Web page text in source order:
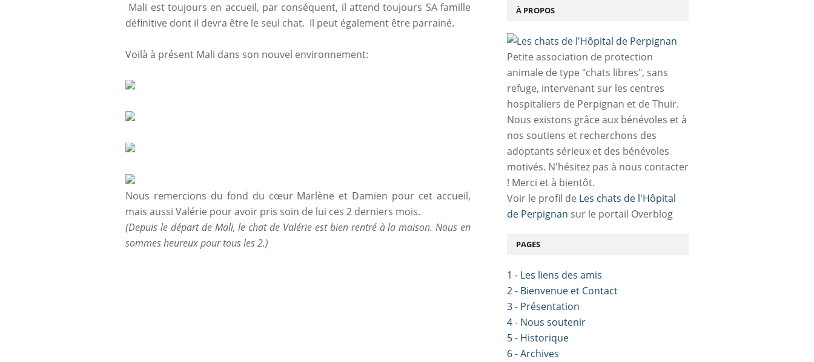
Mali est toujours en accueil, par conséquent, il attend toujours SA famille
définitive dont il devra être le seul chat. Il peut également être parrainé.
Voilà à présent Mali dans son nouvel environnement:
Nous remercions du fond du cœur Marlène et Damien pour cet accueil,
mais aussi Valérie pour avoir pris soin de lui ces 2 derniers mois.
(Depuis le départ de Mali, le chat de Valérie est bien rentré à la maison. Nous en
sommes heureux pour tous les 2.)
À PROPOS
Petite association de protection
animale de type "chats libres", sans
refuge, intervenant sur les centres
hospitaliers de Perpignan et de Thuir.
Nous existons grâce aux bénévoles et à
nos soutiens et recherchons des
adoptants sérieux et des bénévoles
motivés. N'hésitez pas à nous contacter
! Merci et à bientôt.
Voir le profil de Les chats de l'Hôpital
de Perpignan sur le portail Overblog
PAGES
1 - Les liens des amis
2 - Bienvenue et Contact
3 - Présentation
4 - Nous soutenir
5 - Historique
6 - Archives